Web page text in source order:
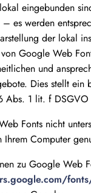
eingebunden
es werden
der lokal
Google Web
und
Dies stellt ein
Abs. 1 lit. f DSGVO
Fonts nicht
Ihrem Computer
zu Google Web